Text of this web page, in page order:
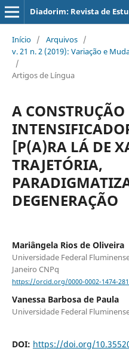
Diadorim: Revista de
Início / Arquivos /
v. 21 n. 2 (2019): Variação e
/
Artigos de Língua
A CONSTRUÇÃO
[P(A)RA LÁ DE
TRAJETÓRIA,
DEGENERAÇÃO
Mariângela Rios de Oliveira
Universidade Federal
Janeiro CNPq
https://orcid.org/0000-0002-1474-
Vanessa Barbosa de Paula
Universidade Federal
DOI: https://doi.org/